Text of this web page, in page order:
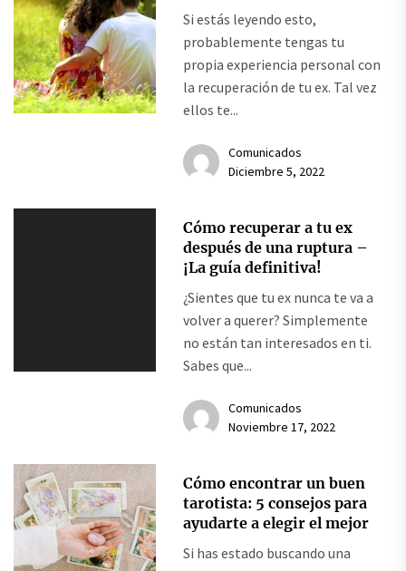
Si estás leyendo esto,
probablemente tengas tu
propia experiencia personal con
la recuperación de tu ex. Tal vez
ellos te...
Comunicados
Diciembre 5, 2022
Cómo recuperar a tu ex
después de una ruptura –
¡La guía definitiva!
¿Sientes que tu ex nunca te va a
volver a querer? Simplemente
no están tan interesados en ti.
Sabes que...
Comunicados
Noviembre 17, 2022
Cómo encontrar un buen
tarotista: 5 consejos para
ayudarte a elegir el mejor
Si has estado buscando una